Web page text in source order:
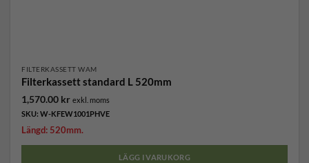
FILTERKASSETT WAM
Filterkassett standard L 520mm
1,570.00 kr exkl. moms
SKU: W-KFEW1001PHVE
Längd: 520mm.
LÄGG I VARUKORG